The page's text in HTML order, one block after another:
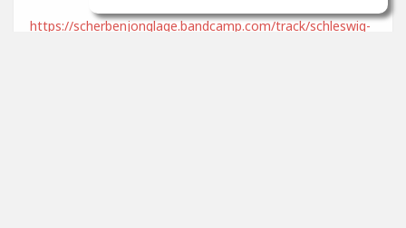
https://scherbenjonglage.bandcamp.com/track/schleswig-